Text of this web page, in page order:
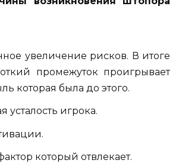
увеличение рисков. В итоге
промежуток проигрывает
которая была до этого.
усталость игрока.
который отвлекает.